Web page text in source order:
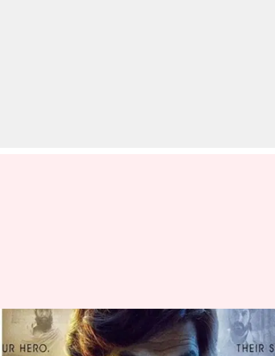
जासूसी की सच्ची कहानी पर बनी है
जॉन अब्राहम की 'रॉ', रोंगटे खड़े कर